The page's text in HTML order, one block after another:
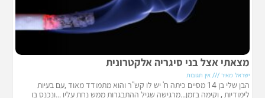
מצאתי אצל בני סיגריה אלקטרונית
ישראל מאיר אין תגובות
הבן שלי בן 14 מסיים כיתה ח' יש לו קש"ר והוא מתמודד מאוד ,עם בעיות
לימודיות , וקימה בזמן…מרגישה שגיל ההתבגרות ממש נחת עליו …ונכנס בו